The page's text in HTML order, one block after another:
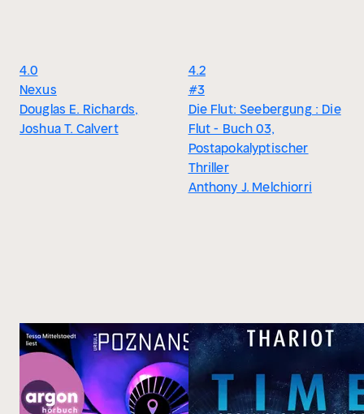
4.0
Nexus
Douglas E. Richards,
Joshua T. Calvert
4.2
#3
Die Flut: Seebergung : Die
Flut - Buch 03,
Postapokalyptischer
Thriller
Anthony J. Melchiorri